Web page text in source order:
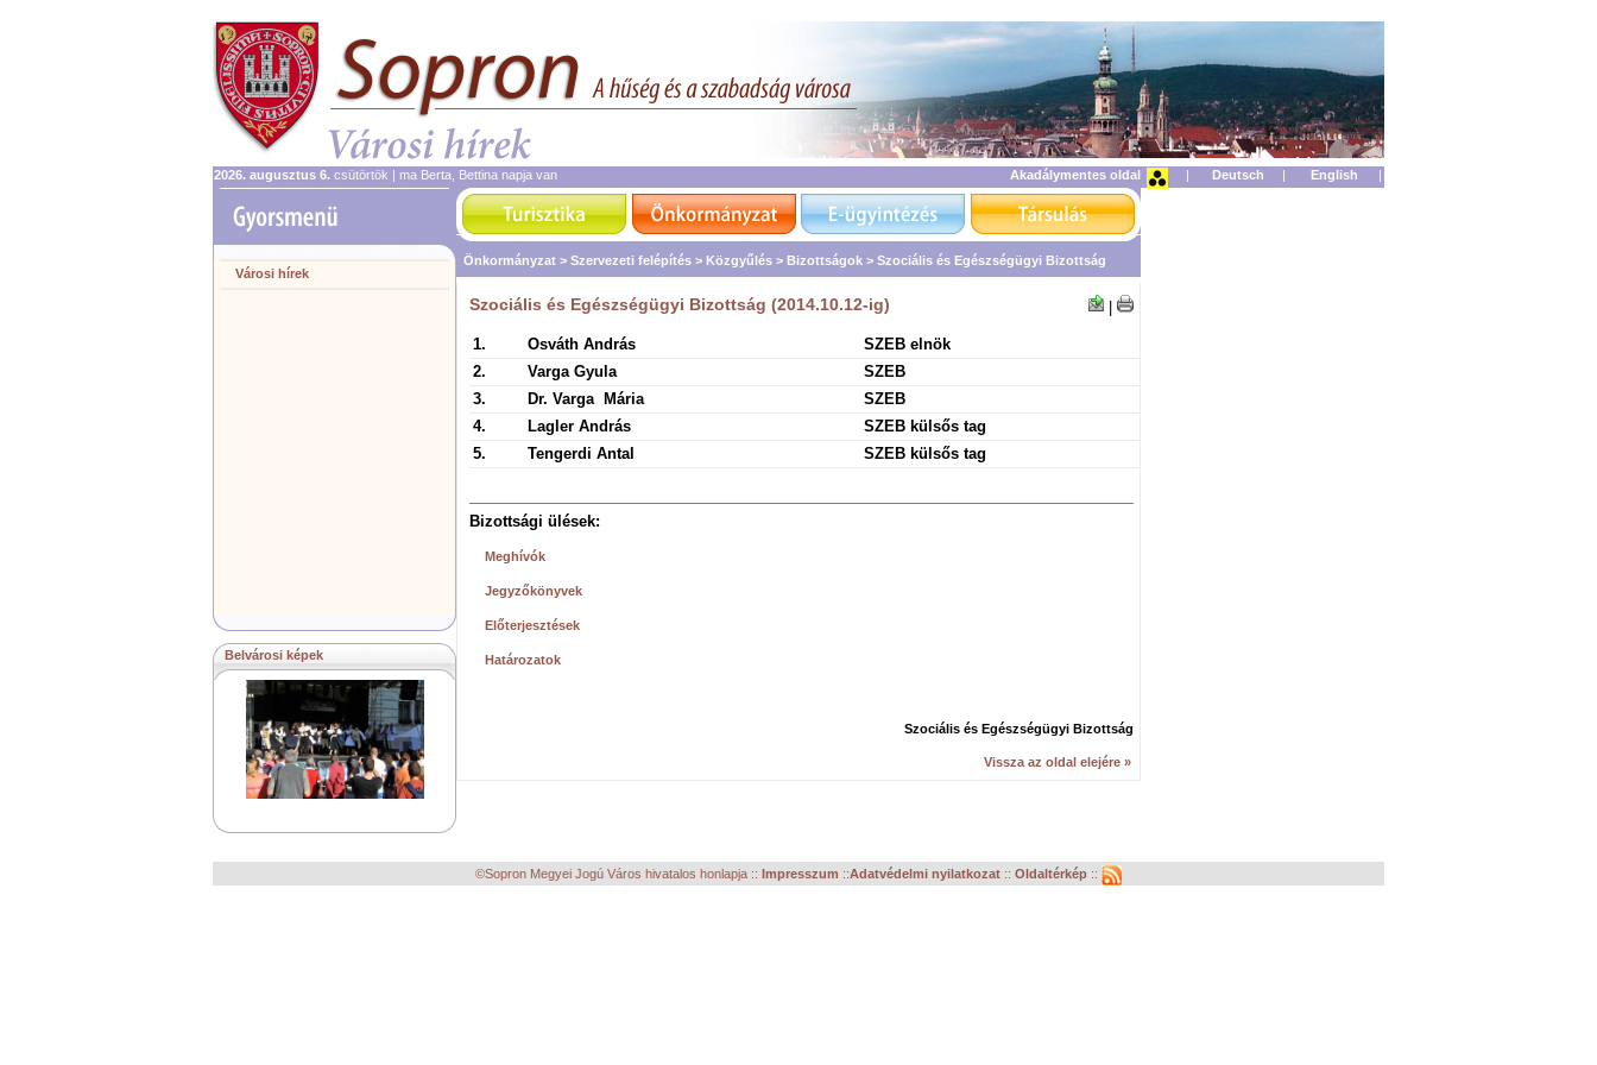
2026. augusztus 6. csütörtök | ma Berta, Bettina napja van | | |
Akadálymentes oldal
Városi hírek
Belvárosi képek
Önkormányzat > Szervezeti felépítés > Közgyűlés > Bizottságok > Szociális és Egészségügyi Bizottság
Szociális és Egészségügyi Bizottság (2014.10.12-ig)
1. Osváth András
SZEB elnök
2.
Varga Gyula
SZEB
3.
Dr. Varga Mária
SZEB
4.
Lagler András
SZEB külsős tag
5.
Tengerdi Antal SZEB külsős tag
Bizottsági ülések:
Meghívók
Jegyzőkönyvek
Előterjesztések
Határozatok
Szociális és Egészségügyi Bizottság
Vissza az oldal elejére »
©Sopron Megyei Jogú Város hivatalos honlapja :: Impresszum ::Adatvédelmi nyilatkozat :: Oldaltérkép ::